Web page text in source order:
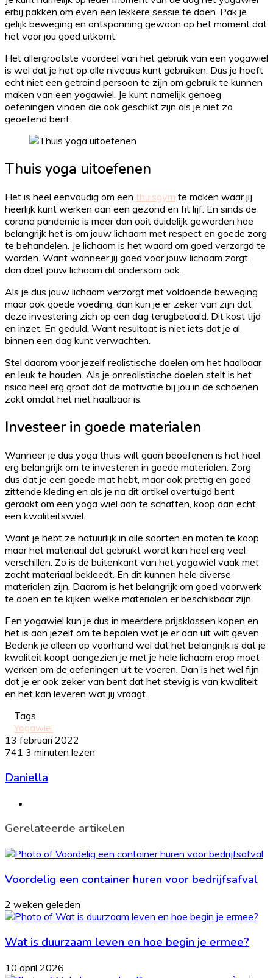
erbij pakken om even een lekkere sessie te doen. Pak je
gelijk beweging en ontspanning gewoon op het moment dat
het voor jou goed uitkomt.
Het allergrootste voordeel van het gebruik van een yogawiel
is wel dat je het op alle niveaus kunt gebruiken. Dus je hoeft
echt niet een getraind persoon te zijn om gebruik te kunnen
maken van een yogawiel. Je kunt namelijk genoeg
oefeningen vinden die ook geschikt zijn als je niet zo
geoefend bent.
Thuis yoga uitoefenen
Het is heel eenvoudig om een thuisgym te maken waar jij
heerlijk kunt werken aan een gezond en fit lijf. En sinds de
corona pandemie is meer dan ooit duidelijk geworden hoe
belangrijk het is om jouw lichaam met respect en goede zorg
te behandelen. Je lichaam is het waard om goed verzorgd te
worden. Want wanneer jij goed voor jouw lichaam zorgt,
dan doet jouw lichaam dit andersom ook.
Als je dus jouw lichaam verzorgt met voldoende beweging
maar ook goede voeding, dan kun je er zeker van zijn dat
deze investering zich op een dag terugbetaald. Dit kost tijd
en inzet. En geduld. Want resultaat is niet iets dat je al
binnen een dag kunt verwachten.
Stel daarom voor jezelf realistische doelen om het haalbaar
en leuk te houden. Als je onrealistische doelen stelt is het
risico heel erg groot dat de motivatie bij jou in de schoenen
zakt omdat het niet haalbaar is.
Investeer in goede materialen
Wanneer je dus yoga thuis wilt gaan beoefenen is het heel
erg belangrijk om te investeren in goede materialen. Zorg
dus dat je een goede mat hebt, maar ook prettig en goed
zittende kleding en als je na dit artikel overtuigd bent
geraakt om een yoga wiel aan te schaffen, koop dan echt
een kwaliteitswiel.
Want je hebt ze natuurlijk in alle soorten en maten te koop
maar het materiaal dat gebruikt wordt kan heel erg veel
verschillen. Zo is de buitenkant van het yogawiel vaak met
zacht materiaal bekleedt. En dit kunnen hele diverse
materialen zijn. Daarom is het belangrijk om goed voorwerk
te doen en te kijken welke materialen er beschikbaar zijn.
Een yogawiel kun je dus in meerdere prijsklassen kopen en
het is aan jezelf om te bepalen wat je er aan uit wilt geven.
Bedenk je alleen op voorhand wel dat het belangrijk is dat je
kwaliteit koopt aangezien je met je hele lichaam erop moet
werken om de oefeningen uit te voeren. Dan is het wel fijn
dat je er ook zeker van bent dat het stevig is van kwaliteit
en het kan leveren wat jij vraagt.
Tags
Yogawiel
13 februari 2022
741 3 minuten lezen
Daniella
Gerelateerde artikelen
Voordelig een container huren voor bedrijfsafval
2 weken geleden
Wat is duurzaam leven en hoe begin je ermee?
10 april 2026